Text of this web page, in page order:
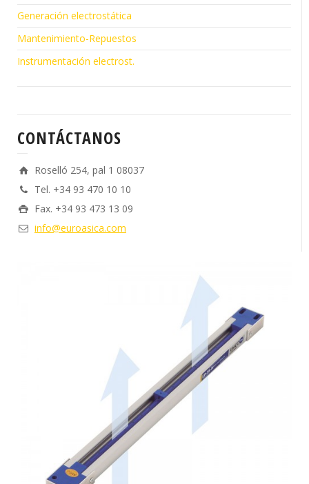
Generación electrostática
Mantenimiento-Repuestos
Instrumentación electrost.
CONTÁCTANOS
Roselló 254, pal 1 08037
Tel. +34 93 470 10 10
Fax. +34 93 473 13 09
info@euroasica.com